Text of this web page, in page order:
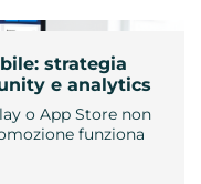
strategia
e analytics
o App Store non
funziona